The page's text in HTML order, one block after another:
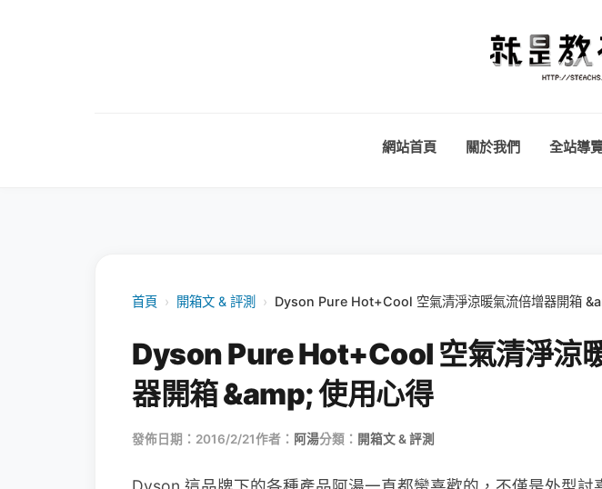
網站首頁 關於我們 全站導
首頁 › 開箱文 & 評測 › Dyson Pure Hot+Cool 空氣清淨涼暖氣流倍增器開箱
Dyson Pure Hot+Cool 空氣清淨涼
器開箱 &amp; 使用心得
發佈日期：2016/2/21作者： 阿湯分類： 開箱文 & 評測